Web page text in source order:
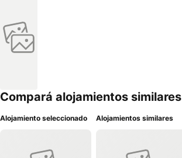
Compará alojamientos similares
Alojamiento seleccionado Alojamientos similares